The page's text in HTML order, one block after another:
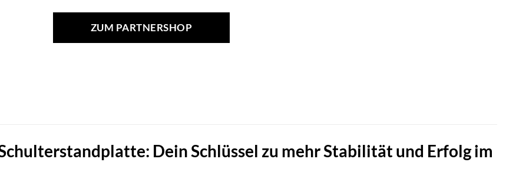
ZUM PARTNERSHOP
Dein Schlüssel zu mehr Stabilität und Erfolg im